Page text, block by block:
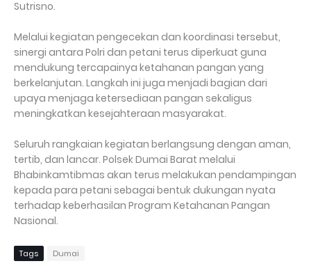
Sutrisno.
Melalui kegiatan pengecekan dan koordinasi tersebut,
sinergi antara Polri dan petani terus diperkuat guna
mendukung tercapainya ketahanan pangan yang
berkelanjutan. Langkah ini juga menjadi bagian dari
upaya menjaga ketersediaan pangan sekaligus
meningkatkan kesejahteraan masyarakat.
Seluruh rangkaian kegiatan berlangsung dengan aman,
tertib, dan lancar. Polsek Dumai Barat melalui
Bhabinkamtibmas akan terus melakukan pendampingan
kepada para petani sebagai bentuk dukungan nyata
terhadap keberhasilan Program Ketahanan Pangan
Nasional.
Tags Dumai